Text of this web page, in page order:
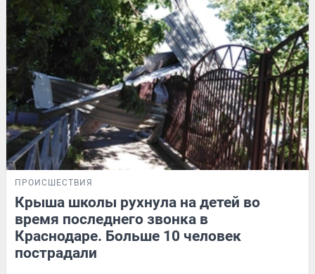
ПРОИСШЕСТВИЯ
Крыша школы рухнула на детей во
время последнего звонка в
Краснодаре. Больше 10 человек
пострадали